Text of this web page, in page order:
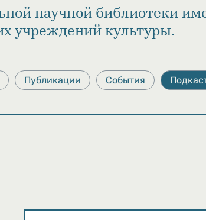
научной библиотеки
учреждений культуры.
Публикации События